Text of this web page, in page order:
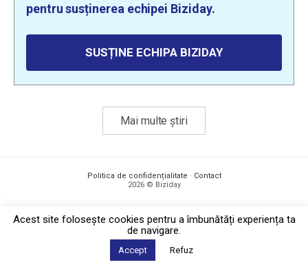
pentru susținerea echipei Biziday.
SUSȚINE ECHIPA BIZIDAY
Mai multe știri
Politica de confidențialitate · Contact
2026 © Biziday
Acest site foloseşte cookies pentru a îmbunătăți experiența ta
de navigare.
Accept Refuz